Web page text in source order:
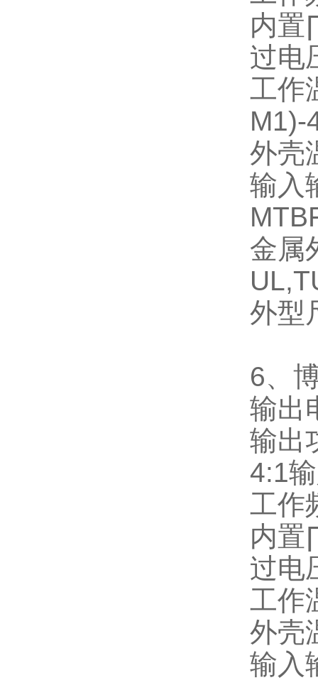
内置
过电
工作
M1)-
外壳
输入
金属
外型
6、
输出
输出
4:1
工作
内置
过电
工作
外壳
输入